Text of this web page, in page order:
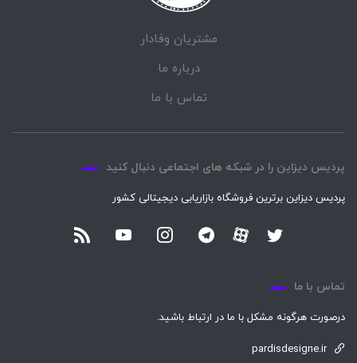
مشتریان وفادار
درباره ما
تماس با ما
پردیس دیزاین را در شبکه های اجتماعی دنبال کنید
پردیس دیزاین برترین فروشگاه بازاریابی دیجیتالی کشور
تماس با ما
درصورت هرگونه مشکل با ما در ارتباط باشید.
pardisdesigne.ir